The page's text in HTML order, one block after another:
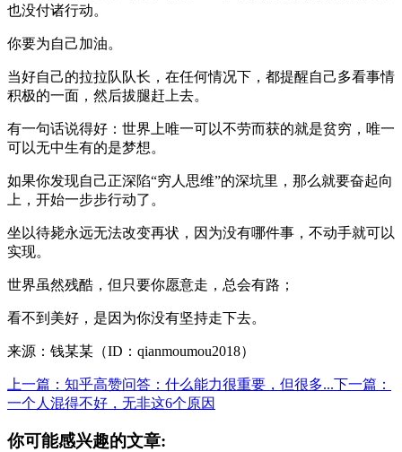
也没付诸行动。
你要为自己加油。
当好自己的拉拉队队长，在任何情况下，都提醒自己多看事情
积极的一面，然后拔腿赶上去。
有一句话说得好：世界上唯一可以不劳而获的就是贫穷，唯一
可以无中生有的是梦想。
如果你发现自己正深陷“穷人思维”的深坑里，那么就要奋起向
上，开始一步步行动了。
坐以待毙永远无法改变再状，因为没有哪件事，不动手就可以
实现。
世界虽然残酷，但只要你愿意走，总会有路；
看不到美好，是因为你没有坚持走下去。
来源：钱某某（ID：qianmoumou2018）
上一篇：知乎高赞问答：什么能力很重要，但很多...下一篇：
一个人混得不好，无非这6个原因
你可能感兴趣的文章: